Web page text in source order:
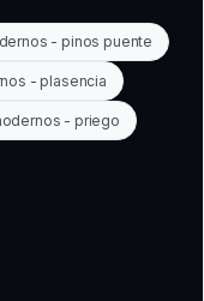
- pinos puente
- plasencia
- priego